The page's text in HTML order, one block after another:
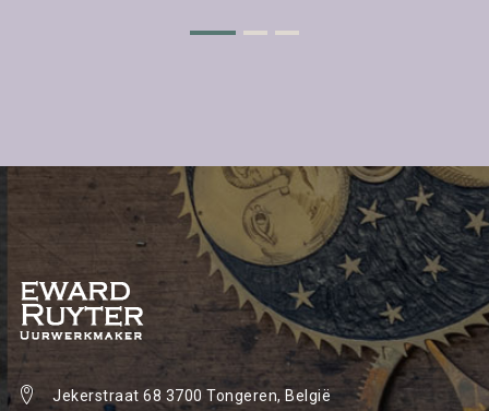
Jekerstraat 68 3700 Tongeren, België